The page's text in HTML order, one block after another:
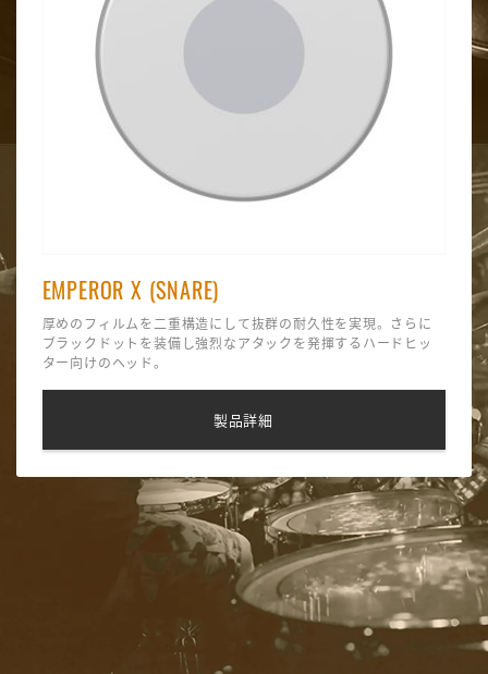
EMPEROR X (SNARE)
厚めのフィルムを二重構造にして抜群の耐久性を実現。さらに
ブラックドットを装備し強烈なアタックを発揮するハードヒッ
ター向けのヘッド。
製品詳細